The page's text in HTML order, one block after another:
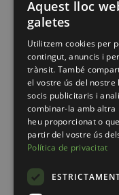
Aquest lloc
galetes
Utilitzem cookies per
contingut, anuncis i
trànsit. També
el vostre ús del nostre
socis publicitaris i
combinar-la amb altra
heu proporcionat o
partir del vostre ús
Política de privacitat